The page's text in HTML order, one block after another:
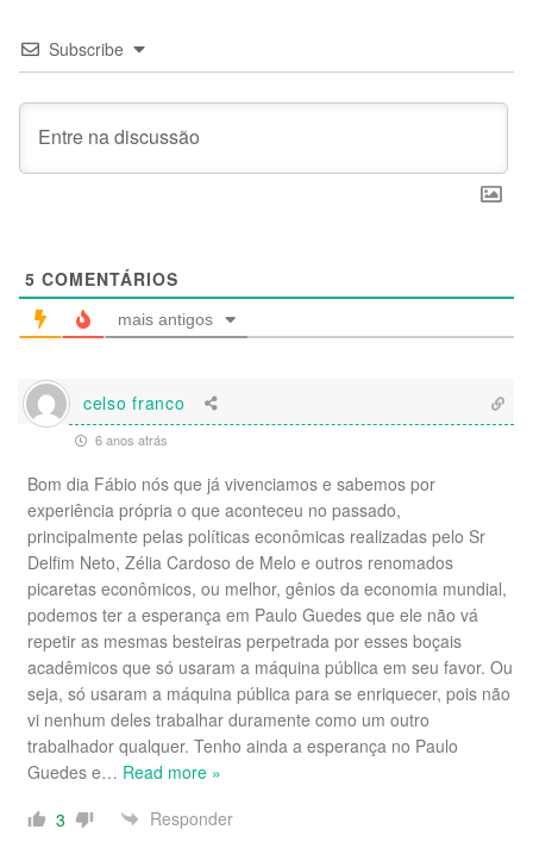
Subscribe
5 COMENTÁRIOS
mais antigos
celso franco
6 anos atrás
Bom dia Fábio nós que já vivenciamos e sabemos por
experiência própria o que aconteceu no passado,
principalmente pelas políticas econômicas realizadas pelo Sr
Delfim Neto, Zélia Cardoso de Melo e outros renomados
picaretas econômicos, ou melhor, gênios da economia mundial,
podemos ter a esperança em Paulo Guedes que ele não vá
repetir as mesmas besteiras perpetrada por esses boçais
acadêmicos que só usaram a máquina pública em seu favor. Ou
seja, só usaram a máquina pública para se enriquecer, pois não
vi nenhum deles trabalhar duramente como um outro
trabalhador qualquer. Tenho ainda a esperança no Paulo
Guedes e… Read more »
3
Responder